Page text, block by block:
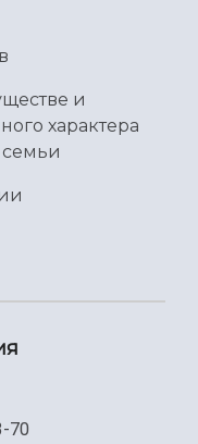
и
характера
семьи
70